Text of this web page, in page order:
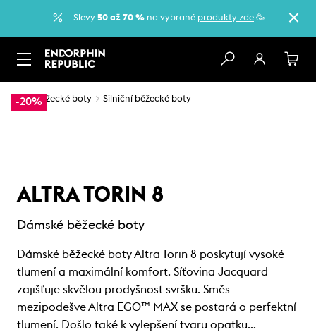
Slevy 50 až 70 % na vybrané produkty zde.🥳
-20%
… Běžecké boty Silniční běžecké boty
ALTRA TORIN 8
Dámské běžecké boty
Dámské běžecké boty Altra Torin 8 poskytují vysoké
tlumení a maximální komfort. Síťovina Jacquard
zajišťuje skvělou prodyšnost svršku. Směs
mezipodešve Altra EGO™ MAX se postará o perfektní
tlumení. Došlo také k vylepšení tvaru opatku…